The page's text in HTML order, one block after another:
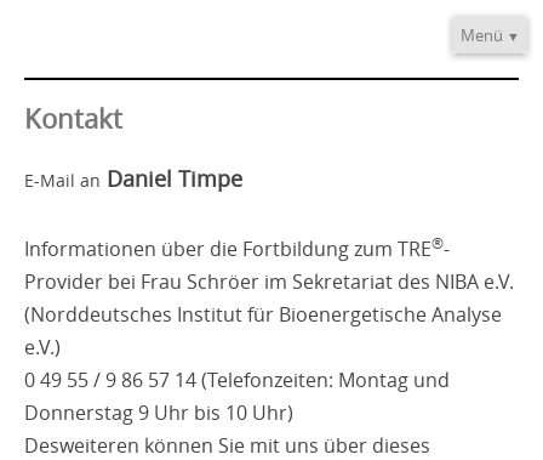
Fortbildung
Menü
Kontakt
E-Mail an Daniel Timpe
Informationen über die Fortbildung zum TRE®-
Provider bei Frau Schröer im Sekretariat des NIBA e.V.
(Norddeutsches Institut für Bioenergetische Analyse
e.V.)
0 49 55 / 9 86 57 14 (Telefonzeiten: Montag und
Donnerstag 9 Uhr bis 10 Uhr)
Desweiteren können Sie mit uns über dieses